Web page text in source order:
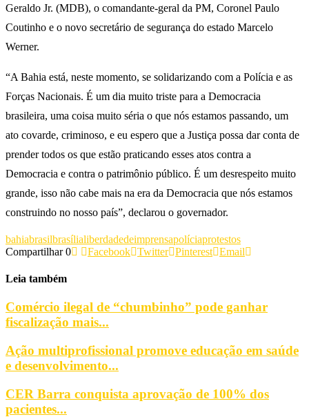
Geraldo Jr. (MDB), o comandante-geral da PM, Coronel Paulo
Coutinho e o novo secretário de segurança do estado Marcelo
Werner.
“A Bahia está, neste momento, se solidarizando com a Polícia e as
Forças Nacionais. É um dia muito triste para a Democracia
brasileira, uma coisa muito séria o que nós estamos passando, um
ato covarde, criminoso, e eu espero que a Justiça possa dar conta de
prender todos os que estão praticando esses atos contra a
Democracia e contra o patrimônio público. É um desrespeito muito
grande, isso não cabe mais na era da Democracia que nós estamos
construindo no nosso país”, declarou o governador.
bahiabrasilbrasílialiberdadedeimprensapolíciaprotestos
Compartilhar 0 Facebook Twitter Pinterest Email
Leia também
Comércio ilegal de “chumbinho” pode ganhar
fiscalização mais...
Ação multiprofissional promove educação em saúde
e desenvolvimento...
CER Barra conquista aprovação de 100% dos
pacientes...